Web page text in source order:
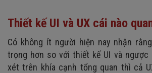
Thiết kế UI và UX cái nào
Có không ít người hiện nay nhận
trọng hơn so với thiết kế UI và ngược
xét trên khía cạnh tổng quan thì cả